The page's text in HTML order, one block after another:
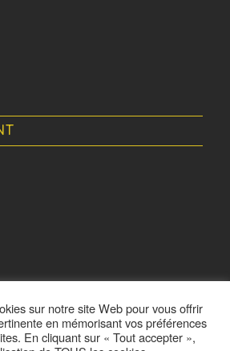
sur notre site Web pour vous offrir
en mémorisant vos préférences
En cliquant sur « Tout accepter »,